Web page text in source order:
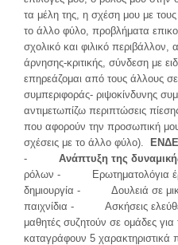
τα μέλη της, η σχέση μου με
το άλλο φύλο, προβλήματα
σχολικό και φιλικό
άρνησης-κριτικής, σύνδεση με
επηρεάζομαι από τους άλλους
συμπεριφοράς- ριψοκίνδυνης
αντιμετωπίζω περιπτώσεις
που αφορούν την προσωπική
σχέσεις με το άλλο φύλο).
- Ανάπτυξη της
ρόλων - Ερωτηματολόγια
δημιουργία - Δουλειά σε
παιχνίδια - Ασκήσεις
μαθητές συζητούν σε ομάδες για
καταγράφουν 5 χαρακτηριστικά